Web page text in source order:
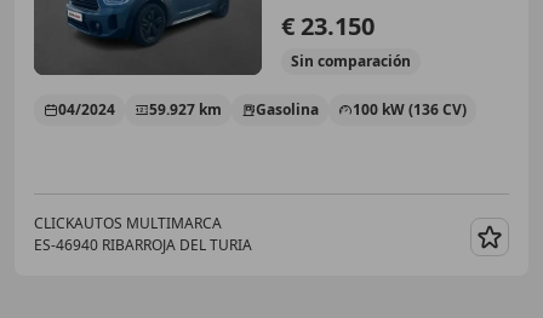
€ 23.150
Sin comparación
04/2024 59.927 km Gasolina 100 kW (136 CV)
CLICKAUTOS MULTIMARCA
ES-46940 RIBARROJA DEL TURIA